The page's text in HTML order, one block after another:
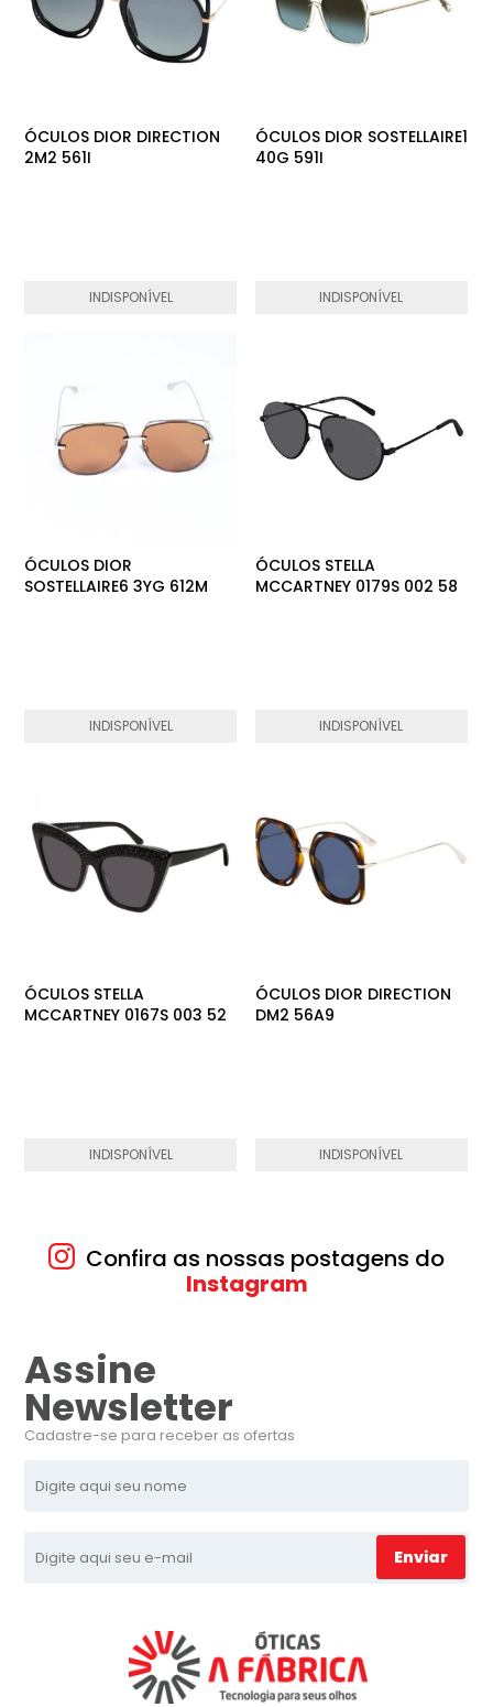
ÓCULOS DIOR DIRECTION
2M2 561I
INDISPONÍVEL
ÓCULOS DIOR SOSTELLAIRE1
40G 591I
INDISPONÍVEL
ÓCULOS DIOR
SOSTELLAIRE6 3YG 612M
INDISPONÍVEL
ÓCULOS STELLA
MCCARTNEY 0179S 002 58
INDISPONÍVEL
ÓCULOS STELLA
MCCARTNEY 0167S 003 52
INDISPONÍVEL
ÓCULOS DIOR DIRECTION
DM2 56A9
INDISPONÍVEL
Confira as nossas postagens do
Instagram
Assine
Newsletter
Cadastre-se para receber as ofertas
Enviar